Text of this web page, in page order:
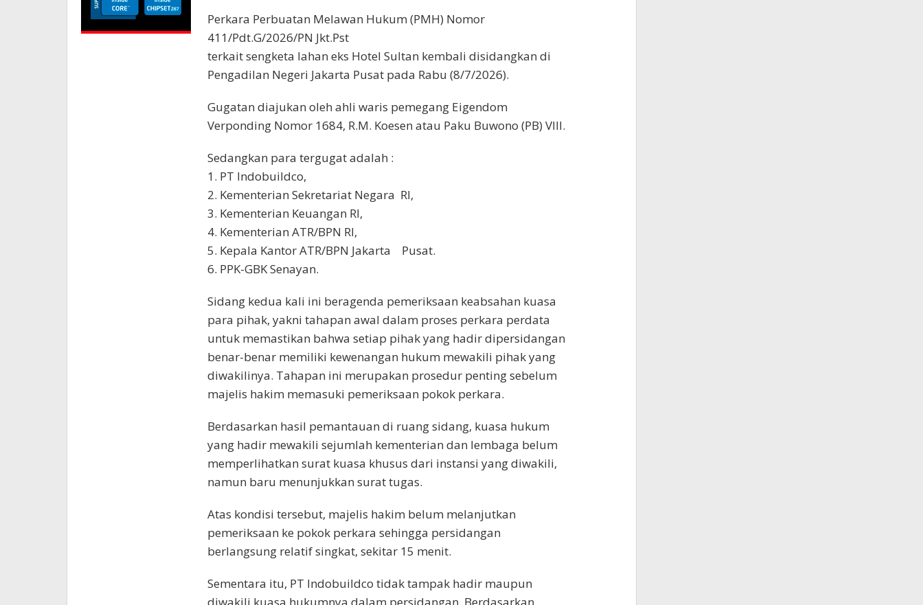
Perkara Perbuatan Melawan Hukum (PMH) Nomor
411/Pdt.G/2026/PN Jkt.Pst
terkait sengketa lahan eks Hotel Sultan kembali disidangkan di
Pengadilan Negeri Jakarta Pusat pada Rabu (8/7/2026).
Gugatan diajukan oleh ahli waris pemegang Eigendom
Verponding Nomor 1684, R.M. Koesen atau Paku Buwono (PB) VIII.
Sedangkan para tergugat adalah :
1. PT Indobuildco,
2. Kementerian Sekretariat Negara RI,
3. Kementerian Keuangan RI,
4. Kementerian ATR/BPN RI,
5. Kepala Kantor ATR/BPN Jakarta Pusat.
6. PPK-GBK Senayan.
Sidang kedua kali ini beragenda pemeriksaan keabsahan kuasa
para pihak, yakni tahapan awal dalam proses perkara perdata
untuk memastikan bahwa setiap pihak yang hadir dipersidangan
benar-benar memiliki kewenangan hukum mewakili pihak yang
diwakilinya. Tahapan ini merupakan prosedur penting sebelum
majelis hakim memasuki pemeriksaan pokok perkara.
Berdasarkan hasil pemantauan di ruang sidang, kuasa hukum
yang hadir mewakili sejumlah kementerian dan lembaga belum
memperlihatkan surat kuasa khusus dari instansi yang diwakili,
namun baru menunjukkan surat tugas.
Atas kondisi tersebut, majelis hakim belum melanjutkan
pemeriksaan ke pokok perkara sehingga persidangan
berlangsung relatif singkat, sekitar 15 menit.
Sementara itu, PT Indobuildco tidak tampak hadir maupun
diwakili kuasa hukumnya dalam persidangan. Berdasarkan